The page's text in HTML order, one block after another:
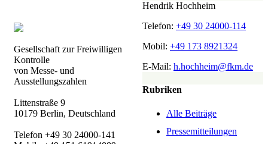
Hendrik Hochheim
Telefon: +49 30 24000-114
Mobil: +49 173 8921324
E-Mail: h.hochheim@fkm.de
Rubriken
Alle Beiträge
Pressemitteilungen
Gesellschaft zur Freiwilligen
Kontrolle
von Messe- und
Ausstellungszahlen
Littenstraße 9
10179 Berlin, Deutschland
Telefon +49 30 24000-141